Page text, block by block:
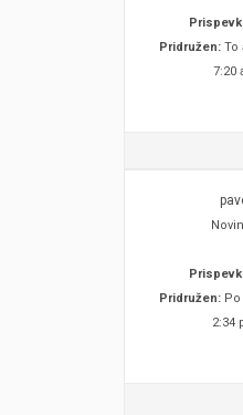
Pridružen: To
7:20
Pridružen:Po
2:34